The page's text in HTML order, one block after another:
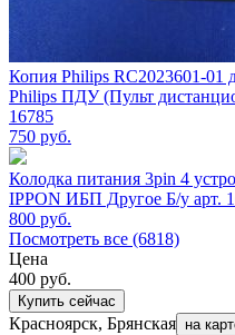
Копия Philips RC2023601-01
Philips ПДУ (Пульт
16785
750 руб.
Колодка питания 3pin 4
IPPON ИБП Другое Б/у арт.
800 руб.
Посмотреть все (6818)
Цена
400 руб.
Купить сейчас
Красноярск, Брянская на